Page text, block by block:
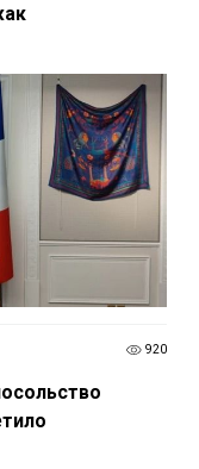
920